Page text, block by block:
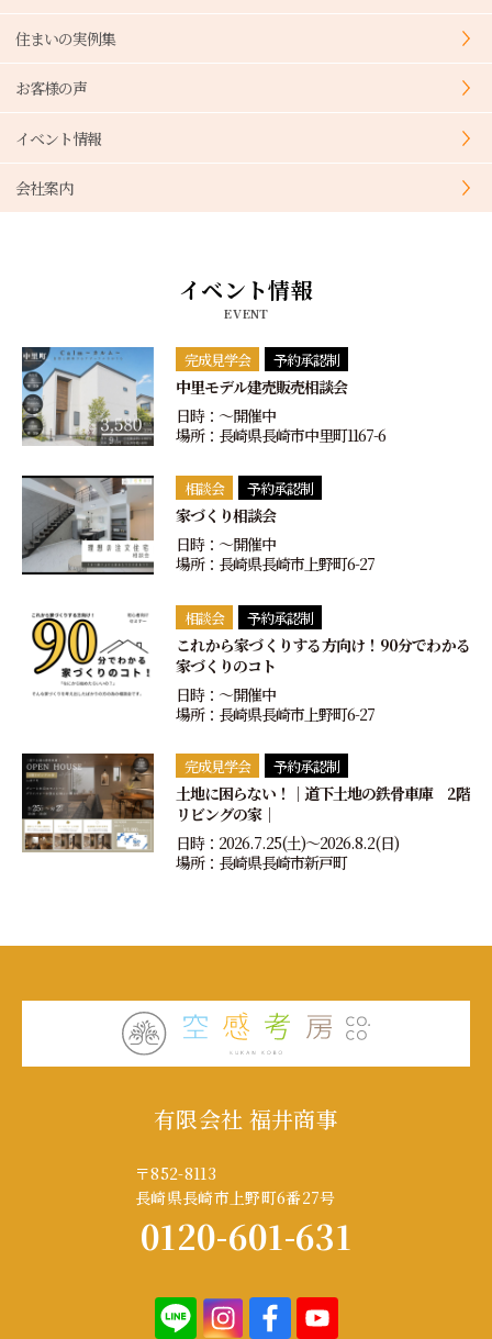
住まいの実例集
お客様の声
イベント情報
会社案内
イベント情報
EVENT
完成見学会 予約承認制
中里モデル建売販売相談会
日時：〜開催中
場所：長崎県長崎市中里町1167-6
相談会 予約承認制
家づくり相談会
日時：〜開催中
場所：長崎県長崎市上野町6-27
相談会 予約承認制
これから家づくりする方向け！90分でわかる
家づくりのコト
日時：〜開催中
場所：長崎県長崎市上野町6-27
完成見学会 予約承認制
土地に困らない！｜道下土地の鉄骨車庫 2階
リビングの家｜
日時：2026.7.25(土)〜2026.8.2(日)
場所：長崎県長崎市新戸町
有限会社 福井商事
〒852-8113
長崎県長崎市上野町6番27号
0120-601-631